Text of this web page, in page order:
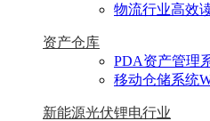
物流行业高效
资产仓库
PDA资产管理
移动仓储系统
新能源光伏锂电行业